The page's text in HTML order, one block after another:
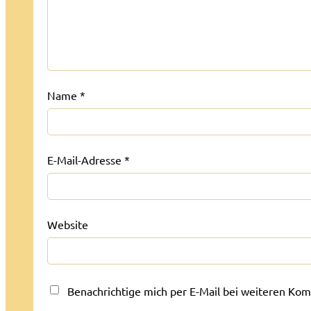
Name *
E-Mail-Adresse *
Website
Benachrichtige mich per E-Mail bei weiteren